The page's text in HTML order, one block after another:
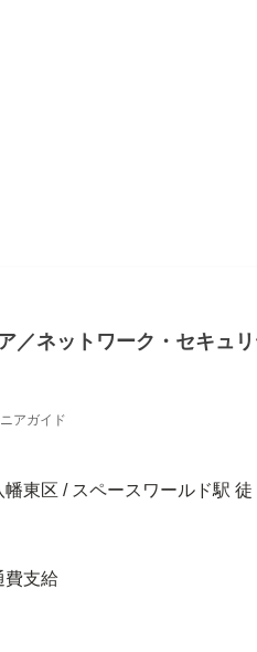
／ネットワーク・セキュ
アガイド
東区 / スペースワールド駅 徒
費支給